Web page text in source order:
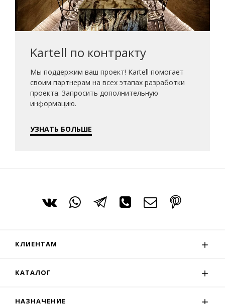
Kartell по контракту
Мы поддержим ваш проект! Kartell помогает
своим партнерам на всех этапах разработки
проекта. Запросить дополнительную
информацию.
УЗНАТЬ БОЛЬШЕ
КЛИЕНТАМ
КАТАЛОГ
НАЗНАЧЕНИЕ